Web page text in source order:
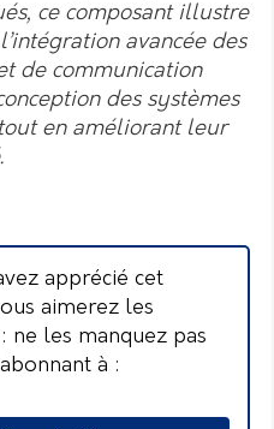
ce composant illustre
avancée des
de communication
des systèmes
en améliorant leur
apprécié cet
aimerez les
ne les manquez pas
à :